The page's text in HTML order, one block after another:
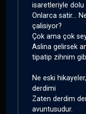
isaretleriyle dolu
Onlarca satir...
çalisiyor?
Çok ama çok
Aslina gelirsek
tipatip zihnim
Ne eski
derdimi
Zaten derdim
avuntusudur.